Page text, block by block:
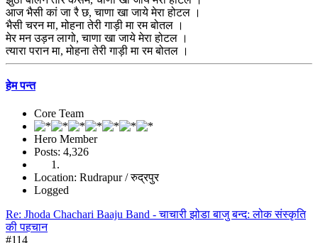
आज भैसी कां जा रै छ, चाणा खा जाये मेरा होटल ।
भैसी चरन मा, मोहना तेरी गाड़ी मा रम बोतल ।
मेर मन उड़न लागो, चाणा खा जाये मेरा होटल ।
त्यारा परान मा, मोहना तेरी गाड़ी मा रम बोतल ।
हेम पन्त
Core Team
Hero Member
Posts: 4,326
Location: Rudrapur / रुद्रपुर
Logged
Re: Jhoda Chachari Baaju Band - चाचारी झोडा बाजु बन्द: लोक संस्कृति
की पहचान
#114